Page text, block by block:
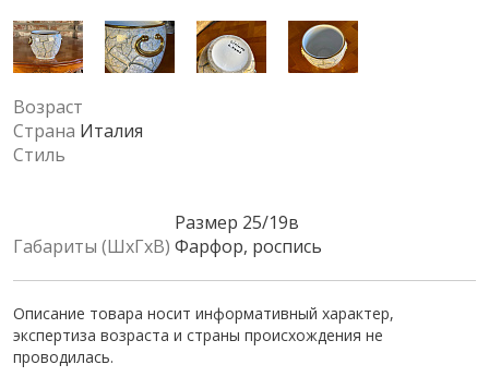
Возраст
Страна Италия
Стиль
Габариты (ШхГхВ)
Размер 25/19в
Фарфор, роспись
Описание товара носит информативный характер,
экспертиза возраста и страны происхождения не
проводилась.